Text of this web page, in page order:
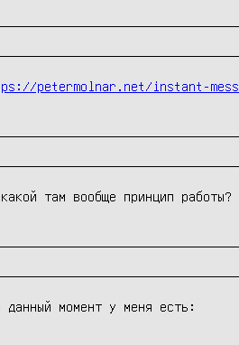
petermolnar.net/instant-
там вообще принцип
данный момент у меня есть: